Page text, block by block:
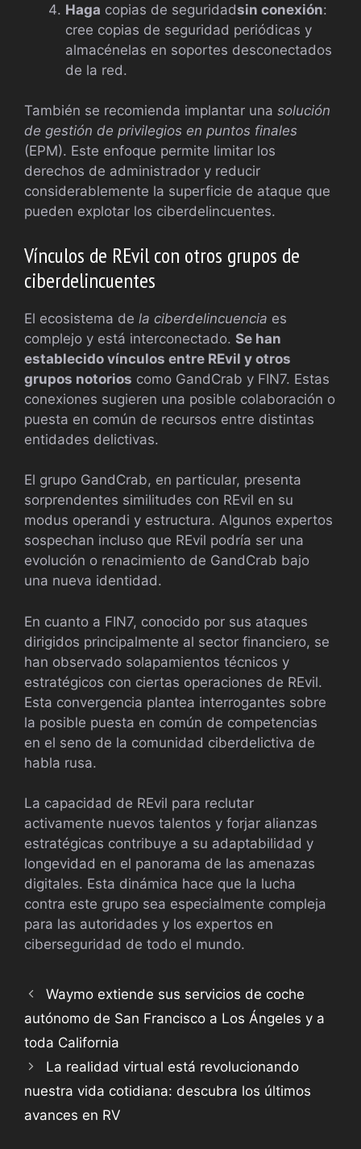
Haga copias de seguridadsin conexión:
cree copias de seguridad periódicas y
almacénelas en soportes desconectados
de la red.
También se recomienda implantar una solución
de gestión de privilegios en puntos finales
(EPM). Este enfoque permite limitar los
derechos de administrador y reducir
considerablemente la superficie de ataque que
pueden explotar los ciberdelincuentes.
Vínculos de REvil con otros grupos de
ciberdelincuentes
El ecosistema de la ciberdelincuencia es
complejo y está interconectado. Se han
establecido vínculos entre REvil y otros
grupos notorios como GandCrab y FIN7. Estas
conexiones sugieren una posible colaboración o
puesta en común de recursos entre distintas
entidades delictivas.
El grupo GandCrab, en particular, presenta
sorprendentes similitudes con REvil en su
modus operandi y estructura. Algunos expertos
sospechan incluso que REvil podría ser una
evolución o renacimiento de GandCrab bajo
una nueva identidad.
En cuanto a FIN7, conocido por sus ataques
dirigidos principalmente al sector financiero, se
han observado solapamientos técnicos y
estratégicos con ciertas operaciones de REvil.
Esta convergencia plantea interrogantes sobre
la posible puesta en común de competencias
en el seno de la comunidad ciberdelictiva de
habla rusa.
La capacidad de REvil para reclutar
activamente nuevos talentos y forjar alianzas
estratégicas contribuye a su adaptabilidad y
longevidad en el panorama de las amenazas
digitales. Esta dinámica hace que la lucha
contra este grupo sea especialmente compleja
para las autoridades y los expertos en
ciberseguridad de todo el mundo.
Waymo extiende sus servicios de coche
autónomo de San Francisco a Los Ángeles y a
toda California
La realidad virtual está revolucionando
nuestra vida cotidiana: descubra los últimos
avances en RV